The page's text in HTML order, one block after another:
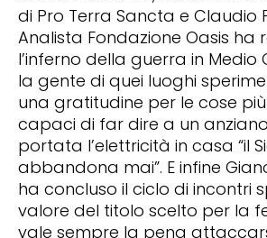
di Pro Terra Sancta e Claudio
Analista Fondazione Oasis
l’inferno della guerra in Medio
la gente di quei luoghi
una gratitudine per le cose
capaci di far dire a un
portata l’elettricità in casa “il
abbandona mai”. E infine
ha concluso il ciclo di incontri
valore del titolo scelto per la
vale sempre la pena